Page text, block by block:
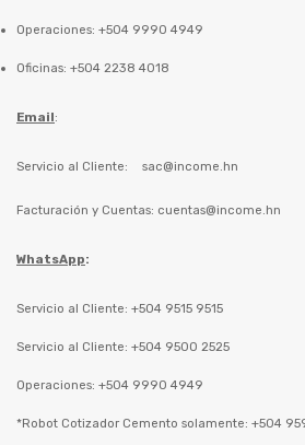
Operaciones: +504 9990 4949
Oficinas: +504 2238 4018
Email:
Servicio al Cliente: sac@income.hn
Facturación y Cuentas: cuentas@income.hn
WhatsApp:
Servicio al Cliente: +504 9515 9515
Servicio al Cliente: +504 9500 2525
Operaciones: +504 9990 4949
*Robot Cotizador Cemento solamente: +504